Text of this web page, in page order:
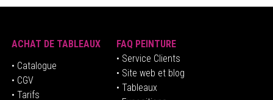
ACHAT DE TABLEAUX
• Catalogue
• CGV
• Tarifs
FAQ PEINTURE
• Service Clients
• Site web et blog
• Tableaux